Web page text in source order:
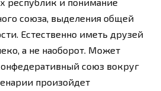
союза, выделения общей
Естественно иметь друзей
а не наоборот. Может
союз вокруг
произойдет